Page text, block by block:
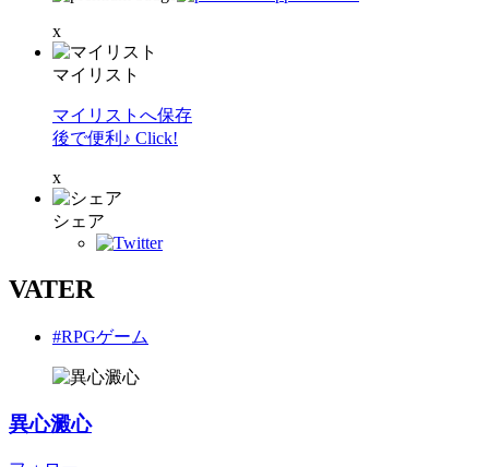
x
マイリスト
マイリストへ保存
後で便利♪ Click!
x
シェア
VATER
#RPGゲーム
異心澱心